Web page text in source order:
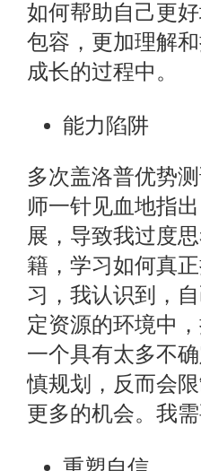
如何帮助自己更
包容，更加理解
成长的过程中。
能力陷阱
多次盖洛普优势
师一针见血地指
展，导致我过度
籍，学习如何真
习，我认识到，
定资源的环境中
一个具有太多不
慎规划，反而会
更多的机会。我